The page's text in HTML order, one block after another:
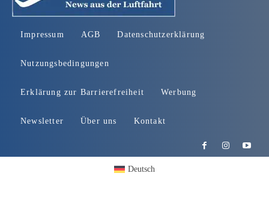
Impressum AGB Datenschutzerklärung
Nutzungsbedingungen
Erklärung zur Barrierefreiheit Werbung
Newsletter Über uns Kontakt
Deutsch